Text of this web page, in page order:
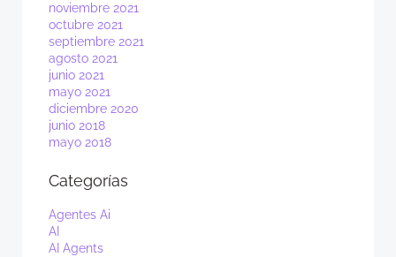
noviembre 2021
octubre 2021
septiembre 2021
agosto 2021
junio 2021
mayo 2021
diciembre 2020
junio 2018
mayo 2018
Categorías
Agentes Ai
AI
AI Agents